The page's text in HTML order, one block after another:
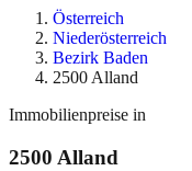
Österreich
Niederösterreich
Bezirk Baden
2500 Alland
Immobilienpreise in
2500 Alland